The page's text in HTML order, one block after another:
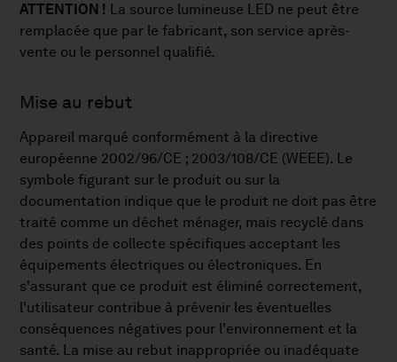
ATTENTION ! La source lumineuse LED ne peut être
remplacée que par le fabricant, son service après-
vente ou le personnel qualifié.
Mise au rebut
Appareil marqué conformément à la directive
européenne 2002/96/CE ; 2003/108/CE (WEEE). Le
symbole figurant sur le produit ou sur la
documentation indique que le produit ne doit pas être
traité comme un déchet ménager, mais recyclé dans
des points de collecte spécifiques acceptant les
équipements électriques ou électroniques. En
s'assurant que ce produit est éliminé correctement,
l'utilisateur contribue à prévenir les éventuelles
conséquences négatives pour l'environnement et la
santé. La mise au rebut inappropriée ou inadéquate